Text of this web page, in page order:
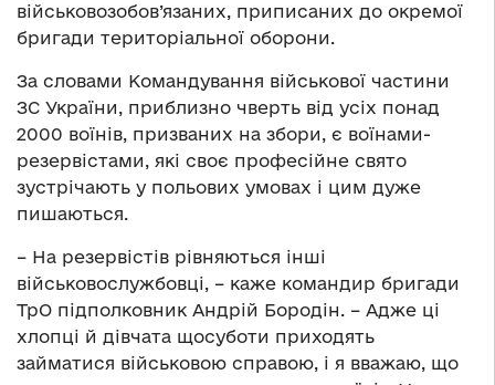
військовозобов’язаних, приписаних до окремої
бригади територіальної оборони.
За словами Командування військової частини
ЗС України, приблизно чверть від усіх понад
2000 воїнів, призваних на збори, є воїнами-
резервістами, які своє професійне свято
зустрічають у польових умовах і цим дуже
пишаються.
– На резервістів рівняються інші
військовослужбовці, – каже командир бригади
ТрО підполковник Андрій Бородін. – Адже ці
хлопці й дівчата щосуботи приходять
займатися військовою справою, і я вважаю, що